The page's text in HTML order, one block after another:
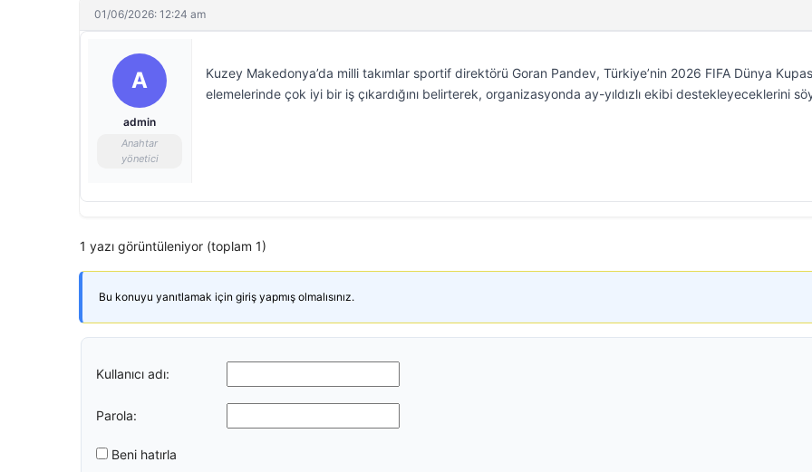
01/06/2026: 12:24 am
A
admin
Anahtar
yönetici
Kuzey Makedonya’da milli takımlar sportif direktörü Goran Pandev, Türkiye’nin 2026 FIFA Dünya
elemelerinde çok iyi bir iş çıkardığını belirterek, organizasyonda ay-yıldızlı ekibi destekleyeceklerini
1 yazı görüntüleniyor (toplam 1)
Bu konuyu yanıtlamak için giriş yapmış olmalısınız.
Kullanıcı adı:
Parola:
Beni hatırla